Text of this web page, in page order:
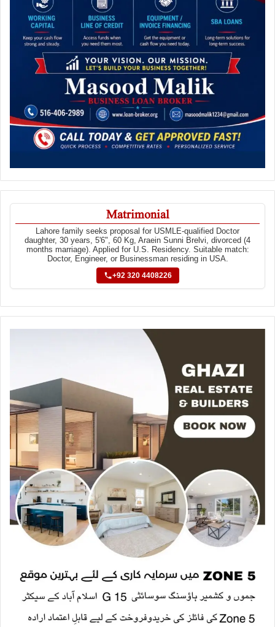
Matrimonial
Lahore family seeks proposal for USMLE-qualified Doctor
daughter, 30 years, 5'6", 60 Kg, Araein Sunni Brelvi, divorced (4
months marriage). Applied for U.S. Residency. Suitable match:
Doctor, Engineer, or Businessman residing in USA.
+92 320 4408226